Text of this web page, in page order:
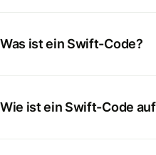
Was ist ein Swift-Code?
Wie ist ein Swift-Code